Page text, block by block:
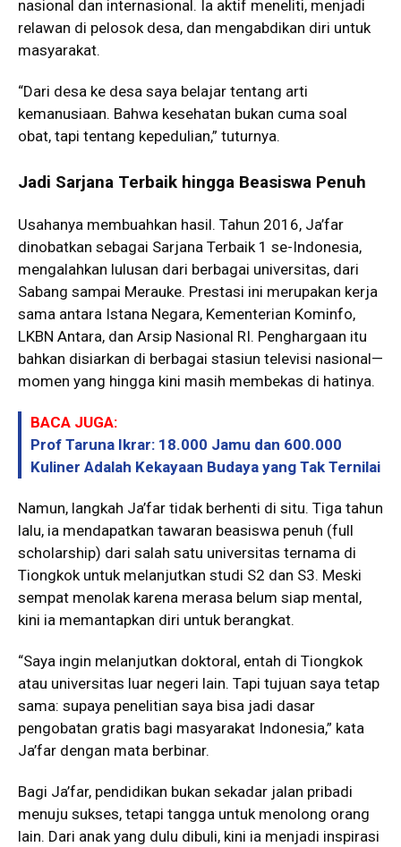
nasional dan internasional. Ia aktif meneliti, menjadi
relawan di pelosok desa, dan mengabdikan diri untuk
masyarakat.
“Dari desa ke desa saya belajar tentang arti
kemanusiaan. Bahwa kesehatan bukan cuma soal
obat, tapi tentang kepedulian,” tuturnya.
Jadi Sarjana Terbaik hingga Beasiswa Penuh
Usahanya membuahkan hasil. Tahun 2016, Ja’far
dinobatkan sebagai Sarjana Terbaik 1 se-Indonesia,
mengalahkan lulusan dari berbagai universitas, dari
Sabang sampai Merauke. Prestasi ini merupakan kerja
sama antara Istana Negara, Kementerian Kominfo,
LKBN Antara, dan Arsip Nasional RI. Penghargaan itu
bahkan disiarkan di berbagai stasiun televisi nasional—
momen yang hingga kini masih membekas di hatinya.
BACA JUGA:
Prof Taruna Ikrar: 18.000 Jamu dan 600.000
Kuliner Adalah Kekayaan Budaya yang Tak Ternilai
Namun, langkah Ja’far tidak berhenti di situ. Tiga tahun
lalu, ia mendapatkan tawaran beasiswa penuh (full
scholarship) dari salah satu universitas ternama di
Tiongkok untuk melanjutkan studi S2 dan S3. Meski
sempat menolak karena merasa belum siap mental,
kini ia memantapkan diri untuk berangkat.
“Saya ingin melanjutkan doktoral, entah di Tiongkok
atau universitas luar negeri lain. Tapi tujuan saya tetap
sama: supaya penelitian saya bisa jadi dasar
pengobatan gratis bagi masyarakat Indonesia,” kata
Ja’far dengan mata berbinar.
Bagi Ja’far, pendidikan bukan sekadar jalan pribadi
menuju sukses, tetapi tangga untuk menolong orang
lain. Dari anak yang dulu dibuli, kini ia menjadi inspirasi